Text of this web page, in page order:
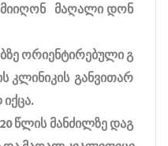
მიიღონ მაღალი დონ
ორიენტირებული გ
კლინიკის განვითარ
იქცა.
წლის მანძილზე დაგ